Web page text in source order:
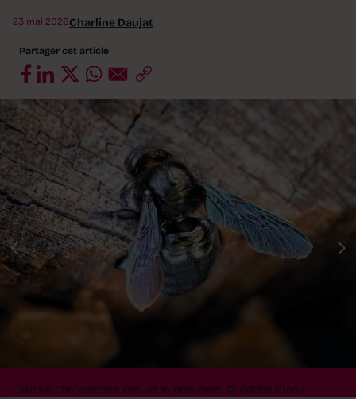
23 mai 2026Charline Daujat
Partager cet article
L'abeille charpentière creuse le bois mort. © Adobe Stock